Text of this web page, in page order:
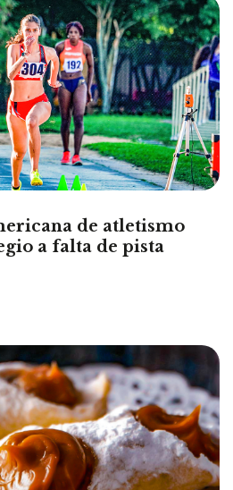
de atletismo
a falta de pista